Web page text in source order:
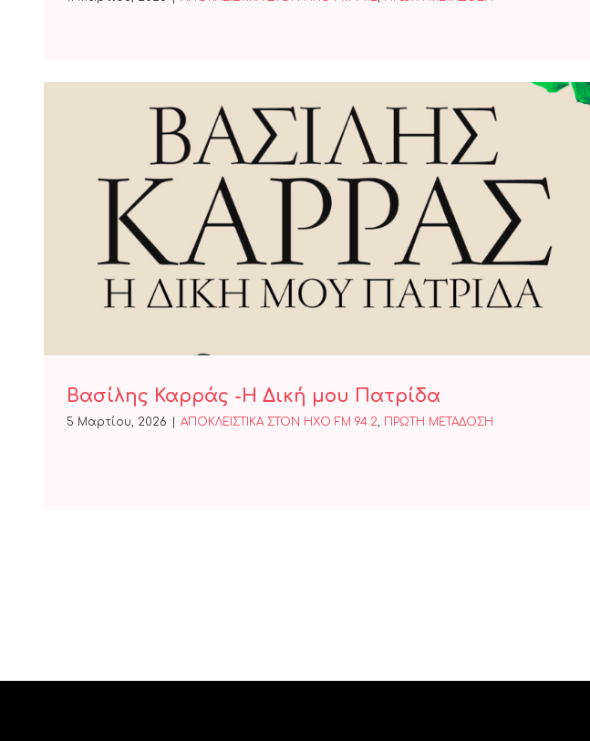
Βασίλης Καρράς -Η Δική μου Πατρίδα
Βασίλης Καρράς -Η Δική μου Πατρίδα
5 Μαρτίου, 2026 ΑΠΟΚΛΕΙΣΤΙΚΑ ΣΤΟΝ ΗΧΟ FM 94.2, ΠΡΩΤΗ ΜΕΤΑΔΟΣΗ